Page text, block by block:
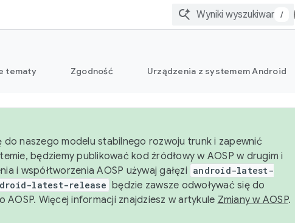
/
tematy Zgodność Urządzenia z systemem Android
naszego modelu stabilnego rozwoju trunk i zapewnić
będziemy publikować kod źródłowy w AOSP w drugim i
i współtworzenia AOSP używaj gałęzi android-latest-
latest-release będzie zawsze odwoływać się do
AOSP. Więcej informacji znajdziesz w artykule Zmiany w AOSP.